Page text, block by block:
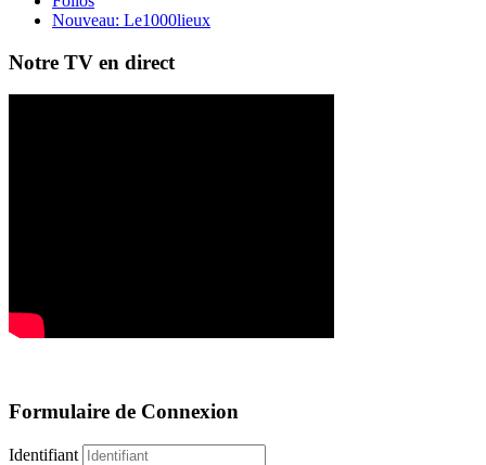
Nouveau: Le1000lieux
Notre TV en direct
Formulaire de Connexion
Identifiant